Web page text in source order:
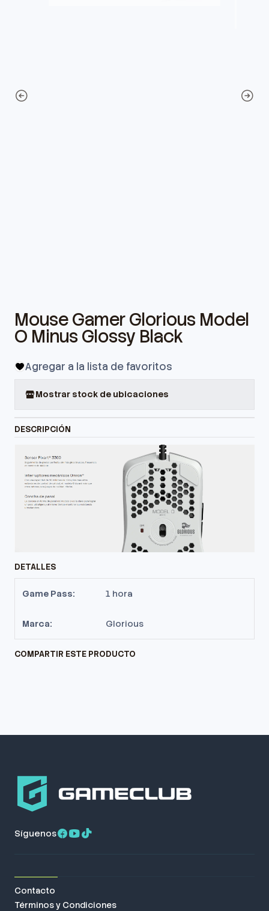
Mouse Gamer Glorious Model
O Minus Glossy Black
Agregar a la lista de favoritos
Mostrar stock de ubicaciones
DESCRIPCIÓN
DETALLES
Game Pass: 1 hora
Marca: Glorious
COMPARTIR ESTE PRODUCTO
Síguenos
Contacto
Términos y Condiciones